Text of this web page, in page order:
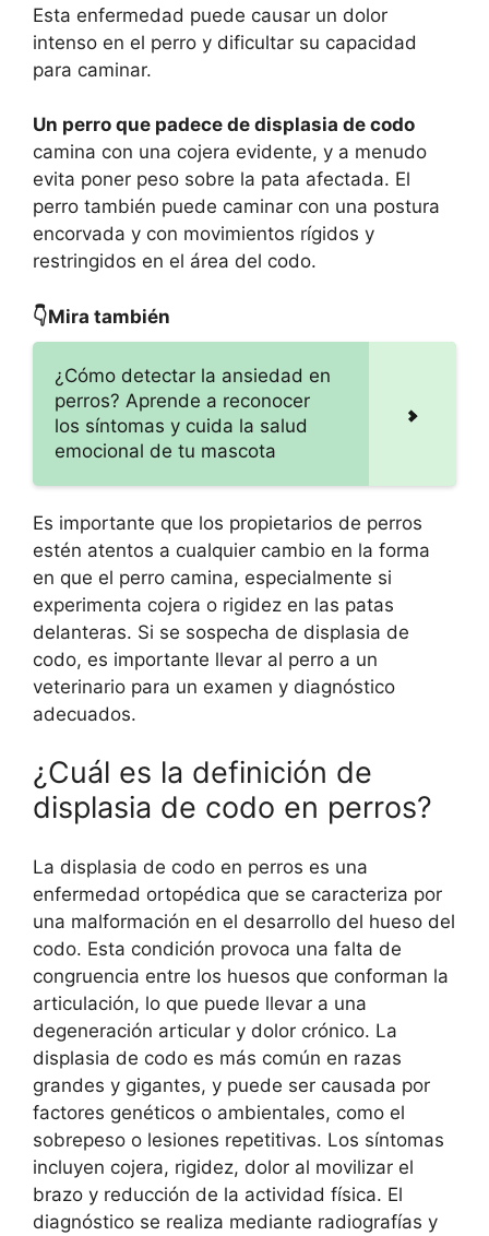
Esta enfermedad puede causar un dolor
intenso en el perro y dificultar su capacidad
para caminar.
Un perro que padece de displasia de codo
camina con una cojera evidente, y a menudo
evita poner peso sobre la pata afectada. El
perro también puede caminar con una postura
encorvada y con movimientos rígidos y
restringidos en el área del codo.
👇Mira también
¿Cómo detectar la ansiedad en
perros? Aprende a reconocer
los síntomas y cuida la salud
emocional de tu mascota
Es importante que los propietarios de perros
estén atentos a cualquier cambio en la forma
en que el perro camina, especialmente si
experimenta cojera o rigidez en las patas
delanteras. Si se sospecha de displasia de
codo, es importante llevar al perro a un
veterinario para un examen y diagnóstico
adecuados.
¿Cuál es la definición de
displasia de codo en perros?
La displasia de codo en perros es una
enfermedad ortopédica que se caracteriza por
una malformación en el desarrollo del hueso del
codo. Esta condición provoca una falta de
congruencia entre los huesos que conforman la
articulación, lo que puede llevar a una
degeneración articular y dolor crónico. La
displasia de codo es más común en razas
grandes y gigantes, y puede ser causada por
factores genéticos o ambientales, como el
sobrepeso o lesiones repetitivas. Los síntomas
incluyen cojera, rigidez, dolor al movilizar el
brazo y reducción de la actividad física. El
diagnóstico se realiza mediante radiografías y